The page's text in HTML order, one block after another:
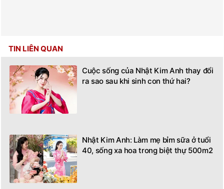
TIN LIÊN QUAN
Cuộc sống của Nhật Kim Anh thay đổi
ra sao sau khi sinh con thứ hai?
Nhật Kim Anh: Làm mẹ bỉm sữa ở tuổi
40, sống xa hoa trong biệt thự 500m2